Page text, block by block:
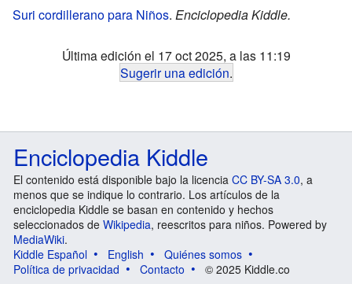
Suri cordillerano para Niños. Enciclopedia Kiddle.
Última edición el 17 oct 2025, a las 11:19
Sugerir una edición.
Enciclopedia Kiddle
El contenido está disponible bajo la licencia CC BY-SA 3.0, a
menos que se indique lo contrario. Los artículos de la
enciclopedia Kiddle se basan en contenido y hechos
seleccionados de Wikipedia, reescritos para niños. Powered by
MediaWiki.
Kiddle Español
English
Quiénes somos
Política de privacidad
Contacto © 2025 Kiddle.co